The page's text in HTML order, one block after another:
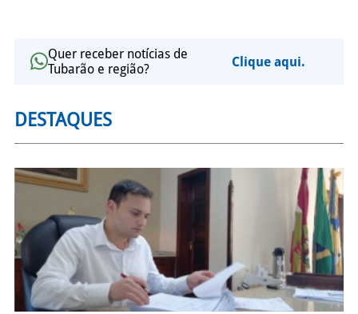
Quer receber notícias de
Tubarão e região?
Clique aqui.
DESTAQUES